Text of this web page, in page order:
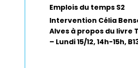
Emplois du temps S2
Intervention Célia
Alves à propos du livre
– Lundi 15/12, 14h-15h,